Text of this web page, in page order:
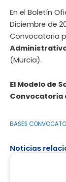
En el Boletín
Diciembre de
Convocatoria
(Murcia).
El Modelo de
Convocatoria
BASES
Noticias